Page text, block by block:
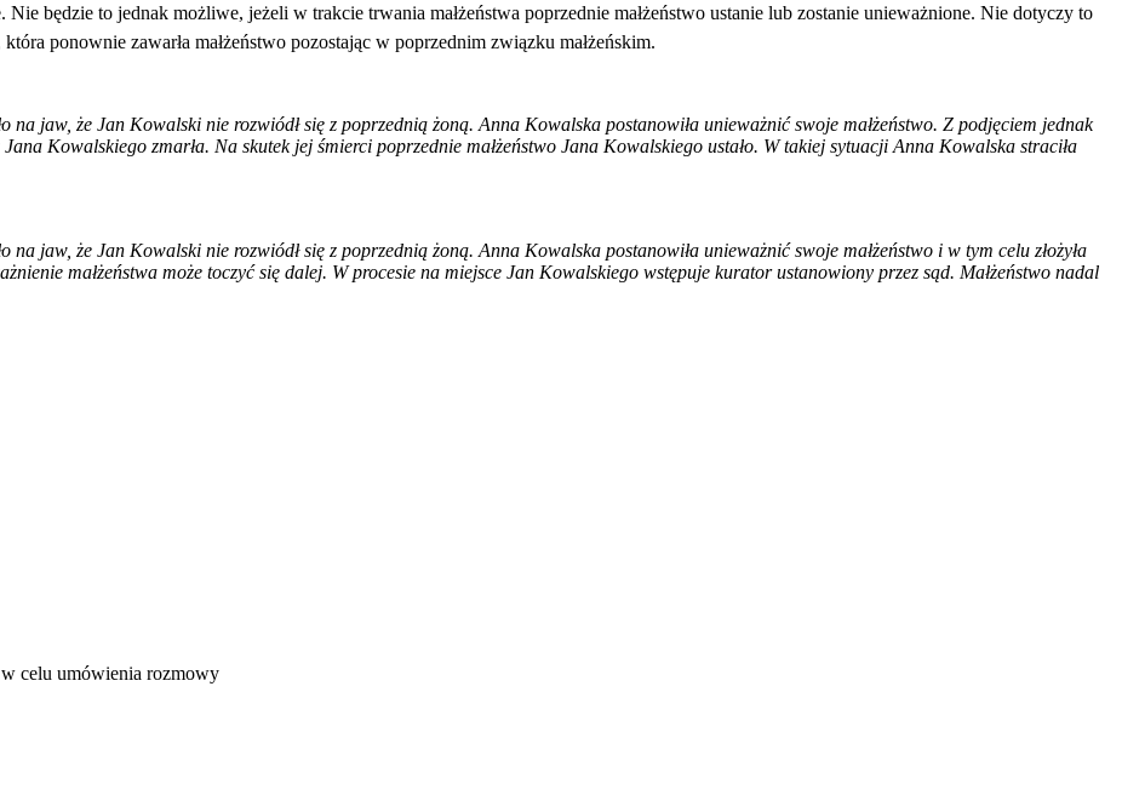
Nie będzie to jednak możliwe, jeżeli w trakcie trwania małżeństwa poprzednie małżeństwo ustanie lub zostanie unieważnione. Nie dotyczy to
ponownie zawarła małżeństwo pozostając w poprzednim związku małżeńskim.
na jaw, że Jan Kowalski nie rozwiódł się z poprzednią żoną. Anna Kowalska postanowiła unieważnić swoje małżeństwo. Z podjęciem jednak
Kowalskiego zmarła. Na skutek jej śmierci poprzednie małżeństwo Jana Kowalskiego ustało. W takiej sytuacji Anna Kowalska straciła
jaw, że Jan Kowalski nie rozwiódł się z poprzednią żoną. Anna Kowalska postanowiła unieważnić swoje małżeństwo i w tym celu złożyła
małżeństwa może toczyć się dalej. W procesie na miejsce Jan Kowalskiego wstępuje kurator ustanowiony przez sąd. Małżeństwo nadal
celu umówienia rozmowy